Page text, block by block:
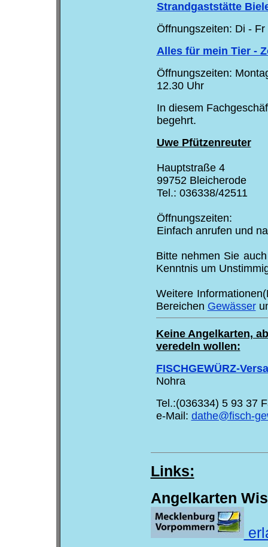
Strandgaststätte
Öffnungszeiten: Di -
Alles für mein Tier -
Öffnungszeiten:
12.30 Uhr
In diesem
begehrt.
Uwe Pfützenreuter
Hauptstraße 4
99752 Bleicherode
Tel.: 036338/42511
Öffnungszeiten:
Einfach anrufen und
Bitte nehmen Sie
Kenntnis um
Weitere
Bereichen Gewässer
Keine Angelkarten,
veredeln wollen:
FISCHGEWÜRZ-
Nohra
Tel.:(036334) 5 93 37
e-Mail: dathe@fisch-
Links:
Angelkarten